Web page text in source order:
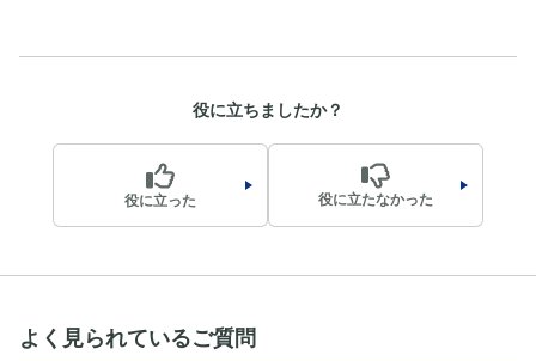
役に立ちましたか？
役に立った 役に立たなかった
よく見られているご質問